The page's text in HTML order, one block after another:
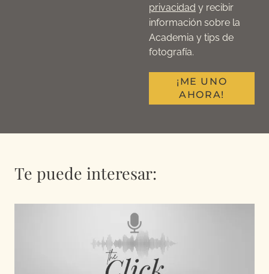
privacidad y recibir
información sobre la
Academia y tips de
fotografía.
¡ME UNO
AHORA!
Te puede interesar: